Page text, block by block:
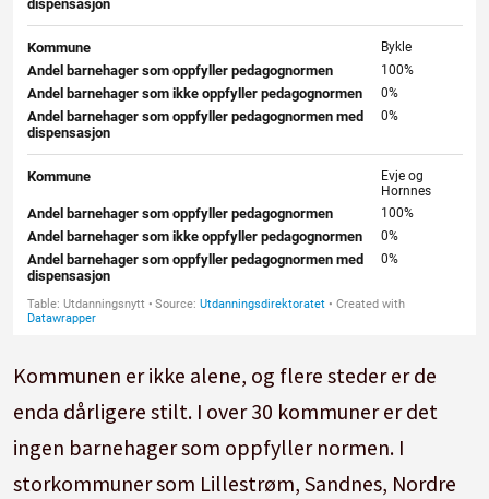
Kommunen er ikke alene, og flere steder er de
enda dårligere stilt. I over 30 kommuner er det
ingen barnehager som oppfyller normen. I
storkommuner som Lillestrøm, Sandnes, Nordre